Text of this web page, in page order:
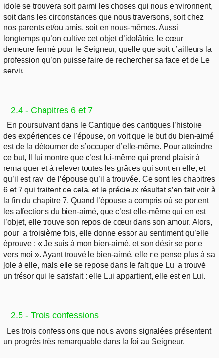
idole se trouvera soit parmi les choses qui nous environnent,
soit dans les circonstances que nous traversons, soit chez
nos parents et/ou amis, soit en nous-mêmes. Aussi
longtemps qu’on cultive cet objet d’idolâtrie, le cœur
demeure fermé pour le Seigneur, quelle que soit d’ailleurs la
profession qu’on puisse faire de rechercher sa face et de Le
servir.
2.4 - Chapitres 6 et 7
En poursuivant dans le Cantique des cantiques l’histoire
des expériences de l’épouse, on voit que le but du bien-aimé
est de la détourner de s’occuper d’elle-même. Pour atteindre
ce but, Il lui montre que c’est lui-même qui prend plaisir à
remarquer et à relever toutes les grâces qui sont en elle, et
qu’il est ravi de l’épouse qu’il a trouvée. Ce sont les chapitres
6 et 7 qui traitent de cela, et le précieux résultat s’en fait voir à
la fin du chapitre 7. Quand l’épouse a compris où se portent
les affections du bien-aimé, que c’est elle-même qui en est
l’objet, elle trouve son repos de cœur dans son amour. Alors,
pour la troisième fois, elle donne essor au sentiment qu’elle
éprouve : « Je suis à mon bien-aimé, et son désir se porte
vers moi ». Ayant trouvé le bien-aimé, elle ne pense plus à sa
joie à elle, mais elle se repose dans le fait que Lui a trouvé
un trésor qui le satisfait : elle Lui appartient, elle est en Lui.
2.5 - Trois confessions
Les trois confessions que nous avons signalées présentent
un progrès très remarquable dans la foi au Seigneur.